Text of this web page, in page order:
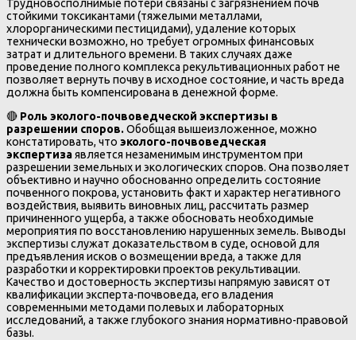
Трудновосполнимые потери связаны с загрязнением почв
стойкими токсикантами (тяжелыми металлами,
хлорорганическими пестицидами), удаление которых
технически возможно, но требует огромных финансовых
затрат и длительного времени. В таких случаях даже
проведение полного комплекса рекультивационных работ не
позволяет вернуть почву в исходное состояние, и часть вреда
должна быть компенсирована в денежной форме.
🔴 Роль эколого-почвоведческой экспертизы в
разрешении споров.Обобщая вышеизложенное, можно
констатировать, что эколого-почвоведческая
экспертизаявляется незаменимым инструментом при
разрешении земельных и экологических споров. Она позволяет
объективно и научно обоснованно определить состояние
почвенного покрова, установить факт и характер негативного
воздействия, выявить виновных лиц, рассчитать размер
причиненного ущерба, а также обосновать необходимые
мероприятия по восстановлению нарушенных земель. Выводы
экспертизы служат доказательством в суде, основой для
предъявления исков о возмещении вреда, а также для
разработки и корректировки проектов рекультивации.
Качество и достоверность экспертизы напрямую зависят от
квалификации эксперта-почвоведа, его владения
современными методами полевых и лабораторных
исследований, а также глубокого знания нормативно-правовой
базы.